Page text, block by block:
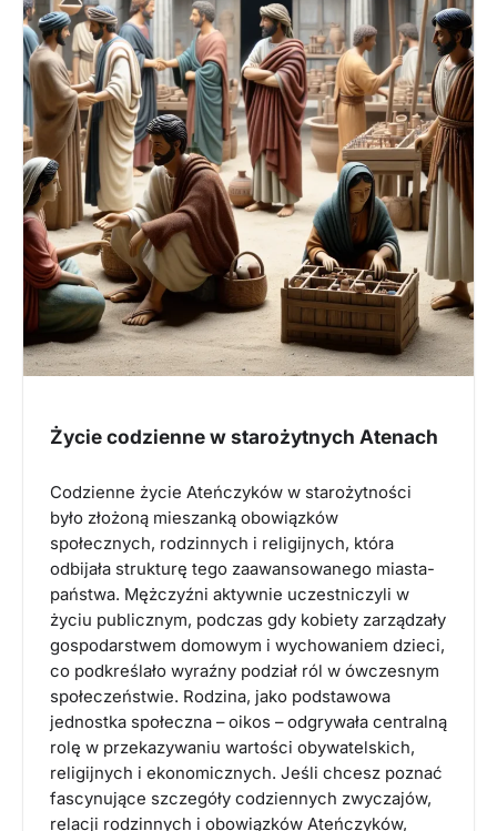
Życie codzienne w starożytnych Atenach
Codzienne życie Ateńczyków w starożytności
było złożoną mieszanką obowiązków
społecznych, rodzinnych i religijnych, która
odbijała strukturę tego zaawansowanego miasta-
państwa. Mężczyźni aktywnie uczestniczyli w
życiu publicznym, podczas gdy kobiety zarządzały
gospodarstwem domowym i wychowaniem dzieci,
co podkreślało wyraźny podział ról w ówczesnym
społeczeństwie. Rodzina, jako podstawowa
jednostka społeczna – oikos – odgrywała centralną
rolę w przekazywaniu wartości obywatelskich,
religijnych i ekonomicznych. Jeśli chcesz poznać
fascynujące szczegóły codziennych zwyczajów,
relacji rodzinnych i obowiązków Ateńczyków,